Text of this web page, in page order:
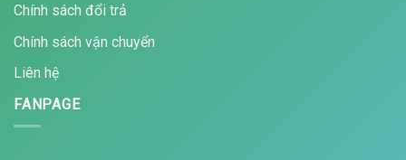
Chính sách đổi trả
Chính sách vận chuyển
Liên hệ
FANPAGE